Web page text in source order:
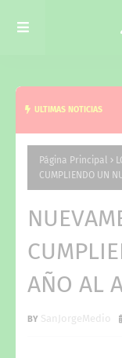
ULTIMAS NOTICIAS
Página Principal
CUMPLIENDO UN
AÑO AL
SanJorgeMedio